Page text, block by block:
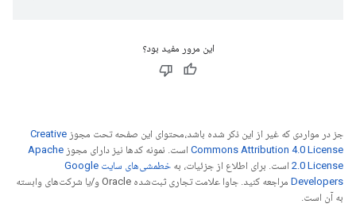
این مرور مفید بود؟
جز در مواردی که غیر از این ذکر شده باشد،‌محتوای این صفحه تحت مجوز Creative
Commons Attribution 4.0 License است. نمونه کدها نیز دارای مجوز Apache
2.0 License است. برای اطلاع از جزئیات، به
خطمشی‌های سایت Google
Developers‏
مراجعه کنید. جاوا علامت تجاری ثبت‌شده Oracle و/یا شرکت‌های وابسته
به آن است.